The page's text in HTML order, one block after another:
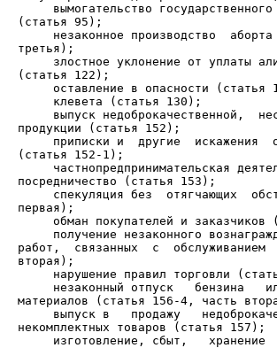
вымогательство
незаконное производство
злостное уклонение от уплаты
выпуск недоброкачественной,
приписки и  другие  искажения
частнопредпринимательская
спекуляция без  отягчающих
получение незаконного
работ,  связанных  с
незаконный отпуск   бензина
выпуск в   продажу
изготовление, сбыт,   хранение